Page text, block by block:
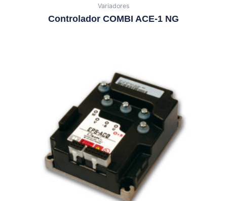
Variadores
Controlador COMBI ACE-1 NG